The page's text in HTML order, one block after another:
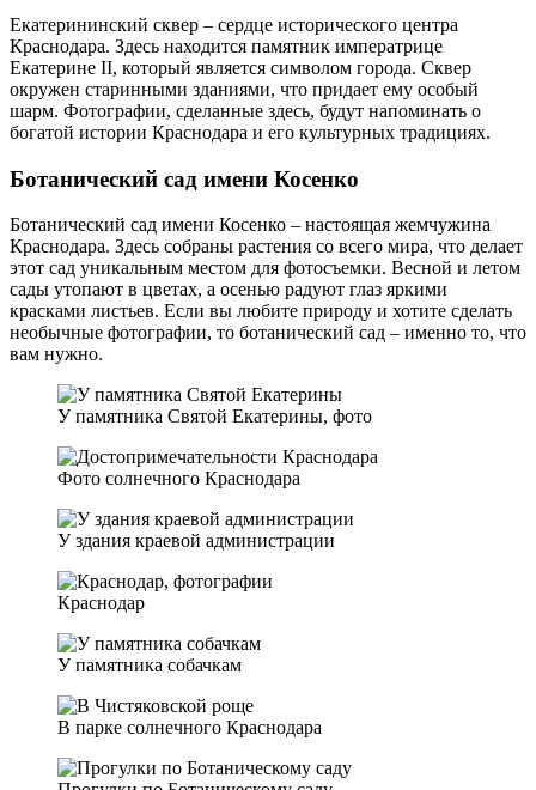
Екатерининский сквер – сердце исторического центра
Краснодара. Здесь находится памятник императрице
Екатерине II, который является символом города. Сквер
окружен старинными зданиями, что придает ему особый
шарм. Фотографии, сделанные здесь, будут напоминать о
богатой истории Краснодара и его культурных традициях.
Ботанический сад имени Косенко
Ботанический сад имени Косенко – настоящая жемчужина
Краснодара. Здесь собраны растения со всего мира, что делает
этот сад уникальным местом для фотосъемки. Весной и летом
сады утопают в цветах, а осенью радуют глаз яркими
красками листьев. Если вы любите природу и хотите сделать
необычные фотографии, то ботанический сад – именно то, что
вам нужно.
У памятника Святой Екатерины, фото
Фото солнечного Краснодара
У здания краевой администрации
Краснодар
У памятника собачкам
В парке солнечного Краснодара